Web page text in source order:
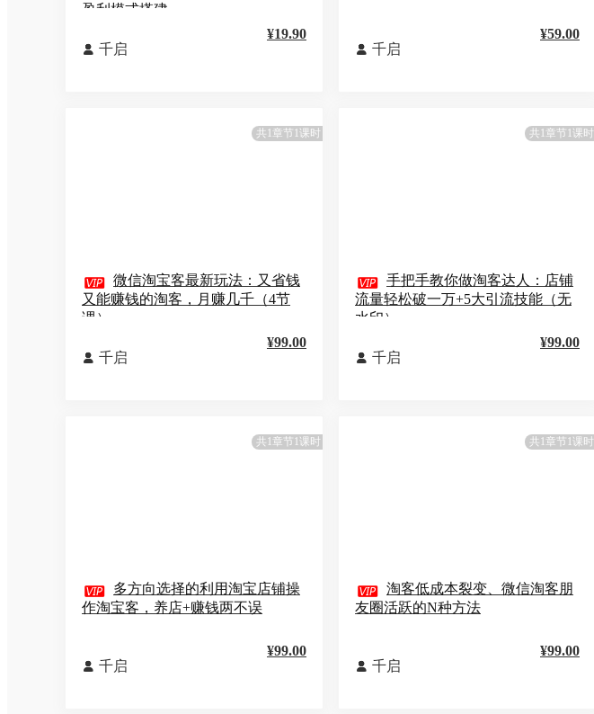
盈利模式搭建
 千启
¥19.90
 千启
¥59.00
共1章节1课时
 微信淘宝客最新玩法：又省钱
又能赚钱的淘客，月赚几千（4节
课）
 千启
¥99.00
共1章节1课时
 手把手教你做淘客达人：店铺
流量轻松破一万+5大引流技能（无
水印）
 千启
¥99.00
共1章节1课时
 多方向选择的利用淘宝店铺操
作淘宝客，养店+赚钱两不误
 千启
¥99.00
共1章节1课时
 淘客低成本裂变、微信淘客朋
友圈活跃的N种方法
 千启
¥99.00